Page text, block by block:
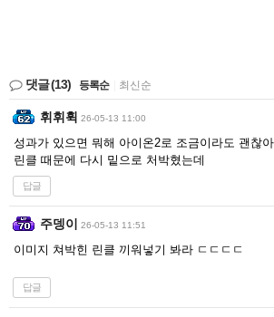
댓글(13) 등록순 최신순
휘휘휙 26-05-13 11:00
성과가 있으면 뭐해 아이온2로 조금이라도 괜찮
린클 때문에 다시 밑으로 처박혔는데
답글
주뎅이 26-05-13 11:51
이미지 쳐박힌 린클 끼워넣기 봐라 ㄷㄷㄷㄷ
답글